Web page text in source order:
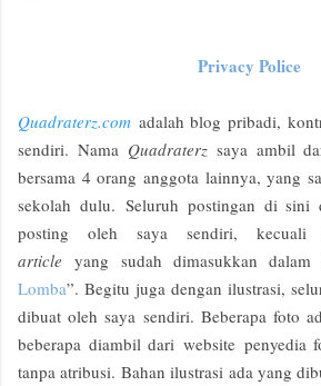
Privacy Police
Quadraterz.com adalah blog pribadi,
sendiri. Nama Quadraterz saya ambil
bersama 4 orang anggota lainnya, yang
sekolah dulu. Seluruh postingan di
posting oleh saya sendiri, kecuali
article
yang sudah dimasukkan
Lomba”. Begitu juga dengan ilustrasi,
dibuat oleh saya sendiri. Beberapa foto
beberapa diambil dari website penyedia
tanpa atribusi. Bahan ilustrasi ada yang